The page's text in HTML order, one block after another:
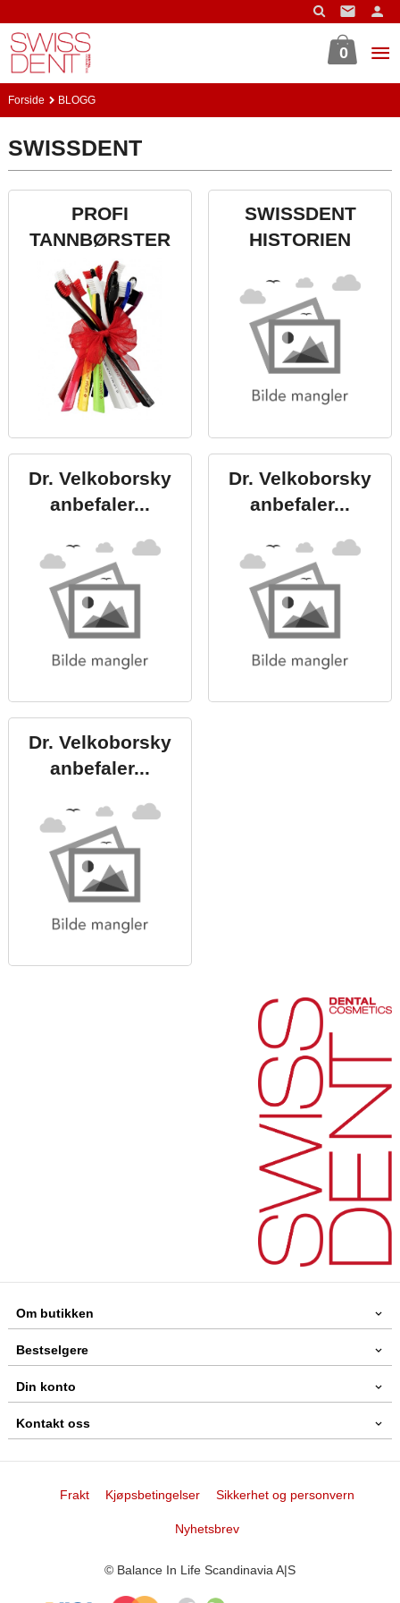
til
innholdet
0
Forside BLOGG
SWISSDENT
PROFI
TANNBØRSTER
SWISSDENT
HISTORIEN
Dr. Velkoborsky
anbefaler...
Dr. Velkoborsky
anbefaler...
Dr. Velkoborsky
anbefaler...
Om butikken
Bestselgere
Din konto
Kontakt oss
Frakt Kjøpsbetingelser Sikkerhet og personvern
Nyhetsbrev
© Balance In Life Scandinavia A|S